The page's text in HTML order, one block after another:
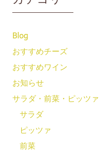
Blog
おすすめチーズ
おすすめワイン
お知らせ
サラダ・前菜・ピッツァ
サラダ
ピッツァ
前菜